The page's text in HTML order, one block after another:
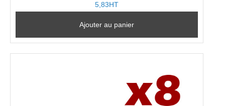
5,83HT
Ajouter au panier